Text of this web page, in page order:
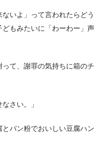
いよ」って言われたらどう
もみたいに「わーわー」声
て、謝罪の気持ちに箱のチ
さい。」
パン粉でおいしい豆腐ハン